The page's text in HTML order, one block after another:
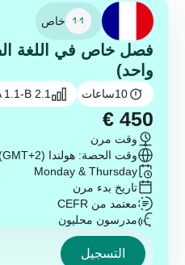
خاص
فصل خاص في اللغة
واحد)
10ساعات 1.1-B 2.1
€ 450
وقت مرن
وقت الحصة: هولندا (GMT+2)
Monday & Thursday
تاريخ بدء مرن
معتمد من CEFR
مدرسون محليون
التسجيل